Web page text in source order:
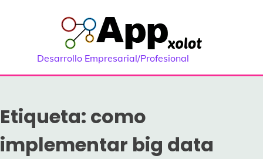
Desarrollo Empresarial/Profesional
Etiqueta: como
implementar big data